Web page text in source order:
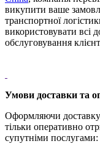
викупити ваше
транспортної
використовувати всі
обслуговування
Умови доставки та
Оформляючи
тільки оперативно
супутніми послугами: